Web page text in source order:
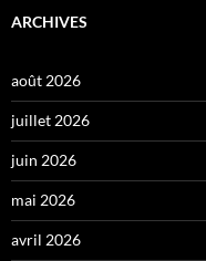
ARCHIVES
août 2026
juillet 2026
juin 2026
mai 2026
avril 2026